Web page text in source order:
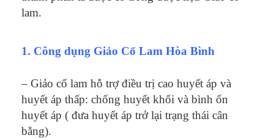
lam.
1. Công dụng Giảo Cổ Lam Hòa Bình
– Giảo cổ lam hỗ trợ điều trị cao huyết áp và
huyết áp thấp: chống huyết khối và bình ổn
huyết áp ( đưa huyết áp trở lại trạng thái cân
bằng).